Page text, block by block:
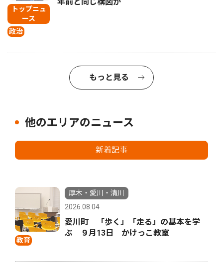
トップニュ
ース
政治
もっと見る
他のエリアのニュース
新着記事
教育
厚木・愛川・清川
2026.08.04
愛川町 「歩く」「走る」の基本を学
ぶ ９月13日 かけっこ教室